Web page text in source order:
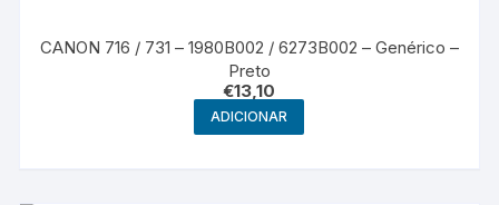
CANON 716 / 731 – 1980B002 / 6273B002 – Genérico –
Preto
€13,10
ADICIONAR